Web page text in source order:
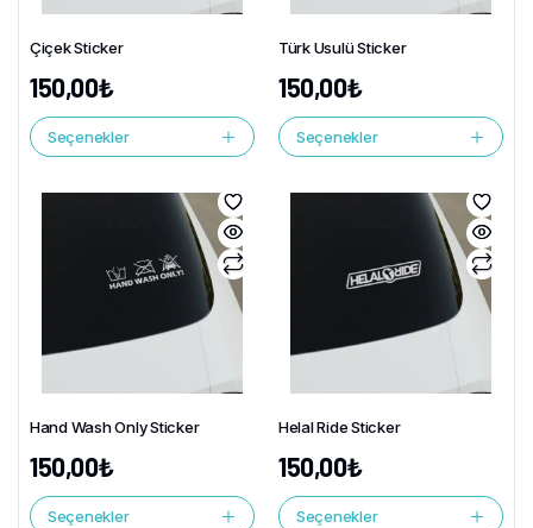
Çiçek Sticker
150,00₺
Seçenekler
Türk Usulü Sticker
150,00₺
Seçenekler
Hand Wash Only Sticker
150,00₺
Seçenekler
Helal Ride Sticker
150,00₺
Seçenekler